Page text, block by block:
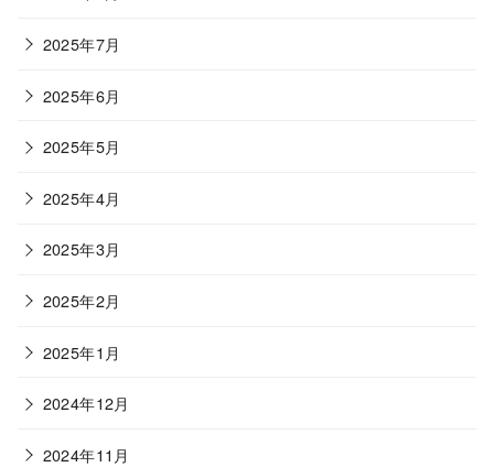
2025年7月
2025年6月
2025年5月
2025年4月
2025年3月
2025年2月
2025年1月
2024年12月
2024年11月